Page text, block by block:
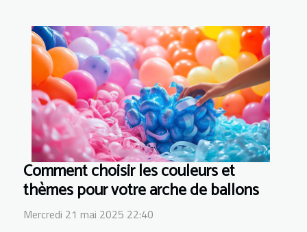
Comment choisir les couleurs et
thèmes pour votre arche de ballons
Mercredi 21 mai 2025 22:40